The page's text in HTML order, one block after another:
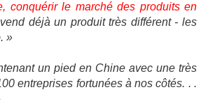
conquérir le marché des produits en
déjà un produit très différent - les
»
un pied en Chine avec une très
entreprises fortunées à nos côtés. . .